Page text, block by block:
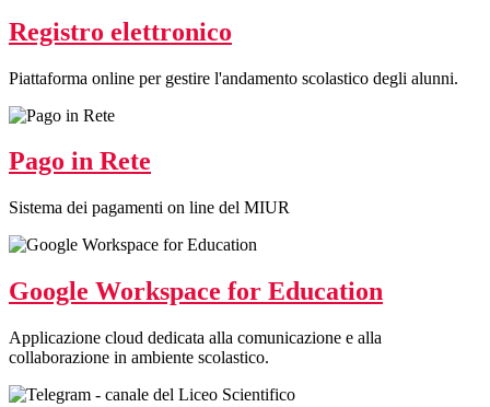
Registro elettronico
Piattaforma online per gestire l'andamento scolastico degli alunni.
Pago in Rete
Sistema dei pagamenti on line del MIUR
Google Workspace for Education
Applicazione cloud dedicata alla comunicazione e alla
collaborazione in ambiente scolastico.